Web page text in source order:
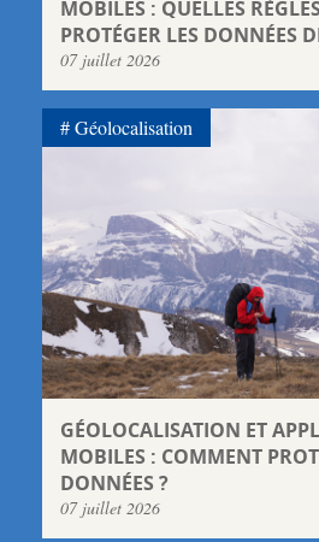
MOBILES : QUELLES
PROTÉGER LES DONNÉES
07 juillet 2026
GÉOLOCALISATION ET
MOBILES : COMMENT
DONNÉES ?
07 juillet 2026
Géolocalisation